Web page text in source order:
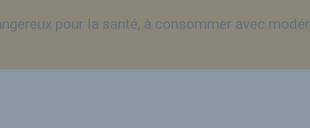
pour la santé, à consommer avec